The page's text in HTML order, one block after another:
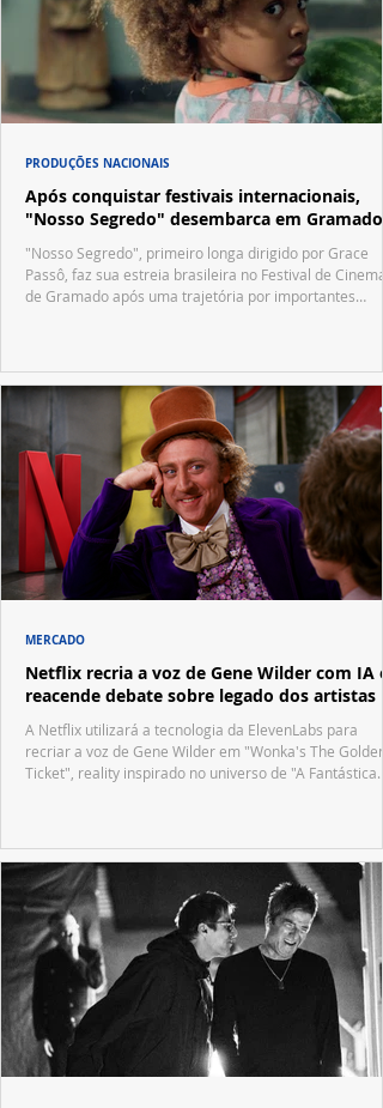
Após conquistar festivais internacionais,
"Nosso Segredo" desembarca em Gramado
"Nosso Segredo", primeiro longa dirigido por Grace
Passô, faz sua estreia brasileira no Festival de Cinema
de Gramado após uma trajetória por importantes
PRODUÇÕES NACIONAIS
Netflix recria a voz de Gene Wilder com IA e
reacende debate sobre legado dos artistas
A Netflix utilizará a tecnologia da ElevenLabs para
recriar a voz de Gene Wilder em "Wonka's The Golden
Ticket", reality inspirado no universo de "A Fantástica
MERCADO